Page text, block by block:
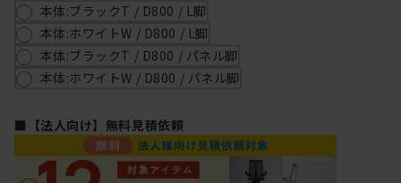
本体:ブラックT / D800 / L脚
本体:ホワイトW / D800 / L脚
本体:ブラックT / D800 / パネル脚
本体:ホワイトW / D800 / パネル脚
■【法人向け】無料見積依頼